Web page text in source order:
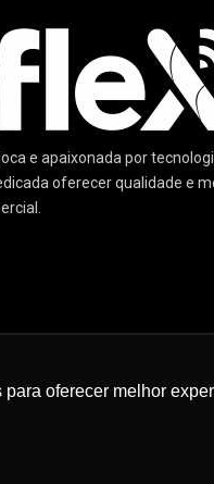
oferecer melhor
e apaixonada por
oferecer qualidade e
Telecom :: Excelência em